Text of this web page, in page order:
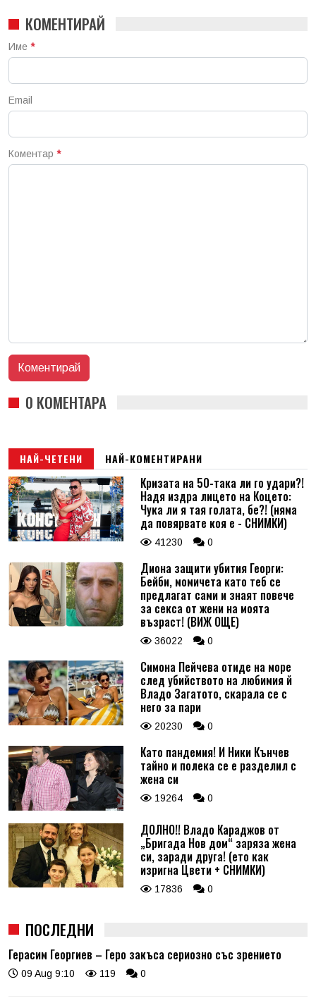
КОМЕНТИРАЙ
Име *
Email
Коментар *
0 КОМЕНТАРА
НАЙ-ЧЕТЕНИ НАЙ-КОМЕНТИРАНИ
Кризата на 50-така ли го удари?!
Надя издра лицето на Коцето:
Чука ли я тая голата, бе?! (няма
да повярвате коя е - СНИМКИ)
41230 0
Диона защити убития Георги:
Бейби, момичета като теб се
предлагат сами и знаят повече
за секса от жени на моята
възраст! (ВИЖ ОЩЕ)
36022 0
Симона Пейчева отиде на море
след убийството на любимия й
Владо Загатото, скарала се с
него за пари
20230 0
Като пандемия! И Ники Кънчев
тайно и полека се е разделил с
жена си
19264 0
ДОЛНО!! Владо Караджов от
„Бригада Нов дом“ заряза жена
си, заради друга! (ето как
изригна Цвети + СНИМКИ)
17836 0
ПОСЛЕДНИ
Герасим Георгиев – Геро закъса сериозно със зрението
09 Aug 9:10 119 0